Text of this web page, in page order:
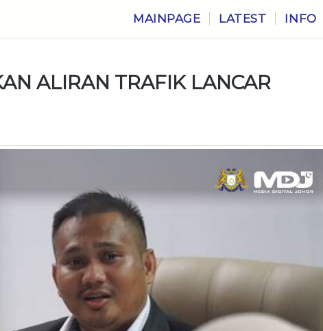
MAINPAGE LATEST INFO
ALIRAN TRAFIK LANCAR